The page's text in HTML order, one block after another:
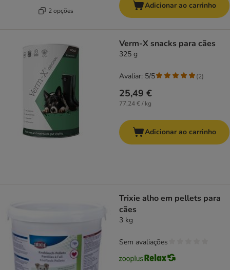
2 opções
Adicionar ao carrinho
Verm-X snacks para cães
325 g
25,49 €
77,24 € / kg
Avaliar: 5/5 (2)
Adicionar ao carrinho
Trixie alho em pellets para
cães
3 kg
Sem avaliações